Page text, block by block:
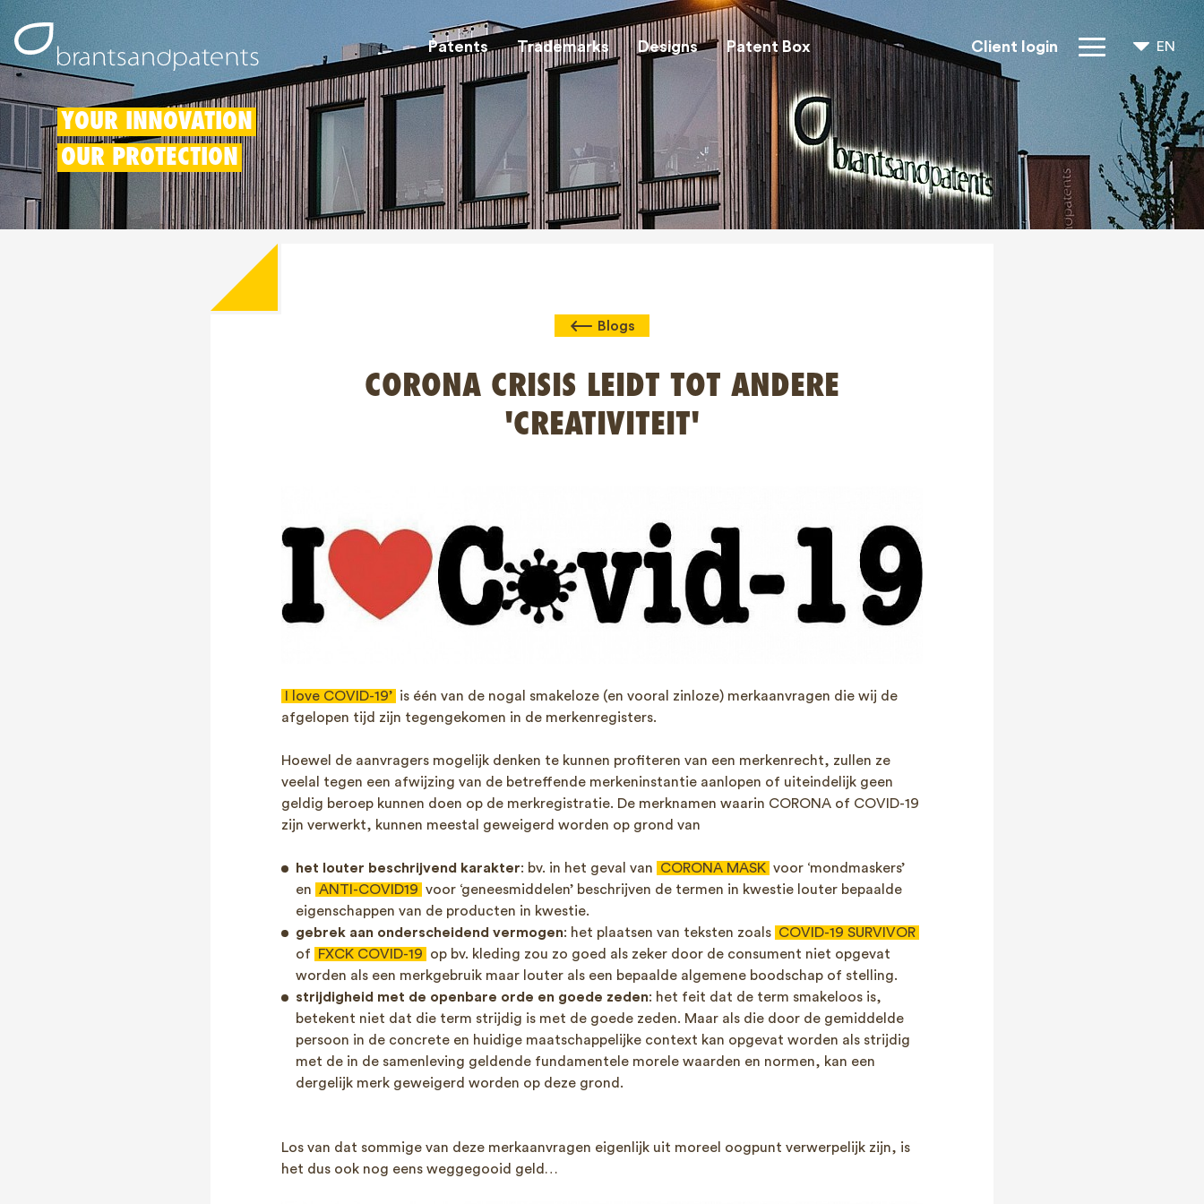
Patents Trademarks Designs Patent Box Client login
IP Rights
About us
Blogs
EN
NL
FR
YOUR INNOVATION
OUR PROTECTION
Blogs
CORONA CRISIS LEIDT TOT ANDERE
'CREATIVITEIT'
I love COVID-19’ is één van de nogal smakeloze (en vooral zinloze) merkaanvragen die wij de
afgelopen tijd zijn tegengekomen in de merkenregisters.
Hoewel de aanvragers mogelijk denken te kunnen profiteren van een merkenrecht, zullen ze
veelal tegen een afwijzing van de betreffende merkeninstantie aanlopen of uiteindelijk geen
geldig beroep kunnen doen op de merkregistratie. De merknamen waarin CORONA of COVID-19
zijn verwerkt, kunnen meestal geweigerd worden op grond van
het louter beschrijvend karakter: bv. in het geval van CORONA MASK voor ‘mondmaskers’
en ANTI-COVID19 voor ‘geneesmiddelen’ beschrijven de termen in kwestie louter bepaalde
eigenschappen van de producten in kwestie.
gebrek aan onderscheidend vermogen: het plaatsen van teksten zoals COVID-19 SURVIVOR
of
FXCK COVID-19
op bv. kleding zou zo goed als zeker door de consument niet opgevat
worden als een merkgebruik maar louter als een bepaalde algemene boodschap of stelling.
strijdigheid met de openbare orde en goede zeden: het feit dat de term smakeloos is,
betekent niet dat die term strijdig is met de goede zeden. Maar als die door de gemiddelde
persoon in de concrete en huidige maatschappelijke context kan opgevat worden als strijdig
met de in de samenleving geldende fundamentele morele waarden en normen, kan een
dergelijk merk geweigerd worden op deze grond.
Los van dat sommige van deze merkaanvragen eigenlijk uit moreel oogpunt verwerpelijk zijn, is
het dus ook nog eens weggegooid geld…